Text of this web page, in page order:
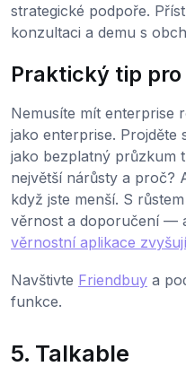
strategické podpoře.
konzultaci a demu s
Praktický tip
Nemusíte mít enterprise
jako enterprise. Projděte
jako bezplatný průzkum
největší nárůsty a proč?
když jste menší. S
věrnost a doporučení —
věrnostní aplikace
Navštivte Friendbuy a
funkce.
5. Talkable